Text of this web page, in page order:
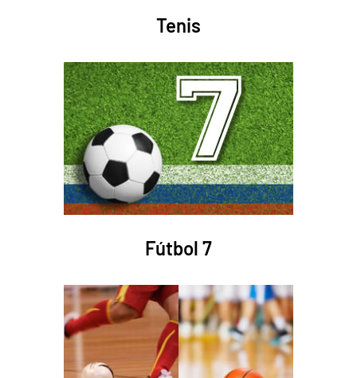
Tenis
Fútbol 7